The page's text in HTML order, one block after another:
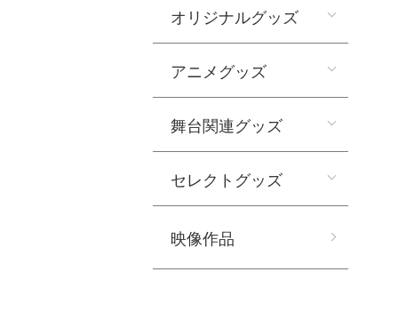
オリジナルグッズ
アニメグッズ
舞台関連グッズ
セレクトグッズ
映像作品